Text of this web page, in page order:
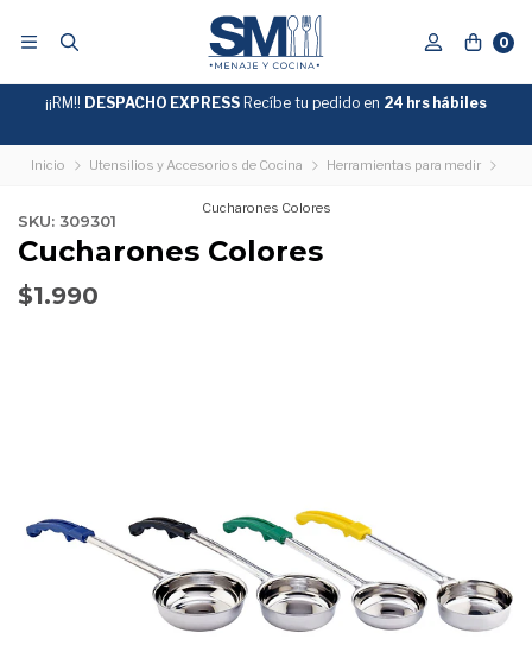
0
GRATIS
SOBRE
¡¡RM!! DESPACHO EXPRESS Recíbe tu pedido en 24 hrs hábiles
Inicio Utensilios y Accesorios de Cocina Herramientas para medir
Cucharones Colores
SKU: 309301
Cucharones Colores
$1.990